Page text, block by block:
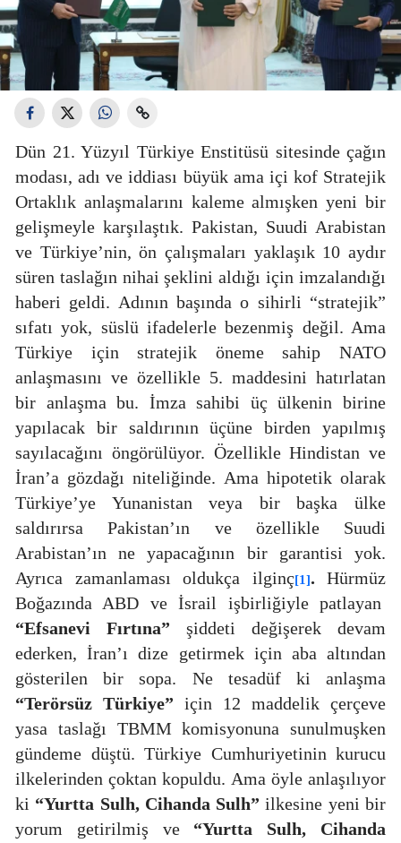
Dün 21. Yüzyıl Türkiye Enstitüsü sitesinde çağın
modası, adı ve iddiası büyük ama içi kof Stratejik
Ortaklık anlaşmalarını kaleme almışken yeni bir
gelişmeyle karşılaştık. Pakistan, Suudi Arabistan
ve Türkiye’nin, ön çalışmaları yaklaşık 10 aydır
süren taslağın nihai şeklini aldığı için imzalandığı
haberi geldi. Adının başında o sihirli “stratejik”
sıfatı yok, süslü ifadelerle bezenmiş değil. Ama
Türkiye için stratejik öneme sahip NATO
anlaşmasını ve özellikle 5. maddesini hatırlatan
bir anlaşma bu. İmza sahibi üç ülkenin birine
yapılacak bir saldırının üçüne birden yapılmış
sayılacağını öngörülüyor. Özellikle Hindistan ve
İran’a gözdağı niteliğinde. Ama hipotetik olarak
Türkiye’ye Yunanistan veya bir başka ülke
saldırırsa Pakistan’ın ve özellikle Suudi
Arabistan’ın ne yapacağının bir garantisi yok.
Ayrıca zamanlaması oldukça ilginç[1]. Hürmüz
Boğazında ABD ve İsrail işbirliğiyle patlayan
“Efsanevi Fırtına” şiddeti değişerek devam
ederken, İran’ı dize getirmek için aba altından
gösterilen bir sopa. Ne tesadüf ki anlaşma
“Terörsüz Türkiye” için 12 maddelik çerçeve
yasa taslağı TBMM komisyonuna sunulmuşken
gündeme düştü. Türkiye Cumhuriyetinin kurucu
ilkelerinden çoktan kopuldu. Ama öyle anlaşılıyor
ki “Yurtta Sulh, Cihanda Sulh” ilkesine yeni bir
yorum getirilmiş ve “Yurtta Sulh, Cihanda